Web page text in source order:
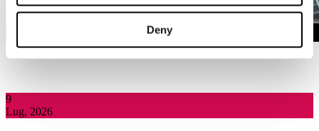
Deny
9
Lug, 2026